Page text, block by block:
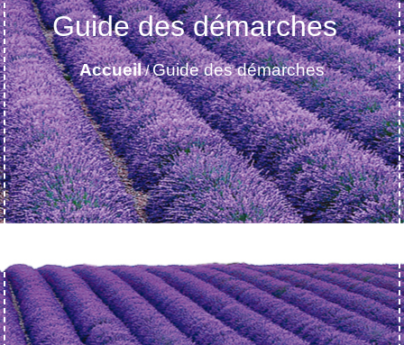
Guide des démarches
Accueil/Guide des démarches